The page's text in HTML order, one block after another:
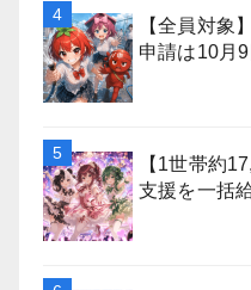
【全員対象
申請は10月
【1世帯約
支援を一括